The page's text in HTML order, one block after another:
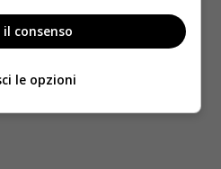
il consenso
le opzioni